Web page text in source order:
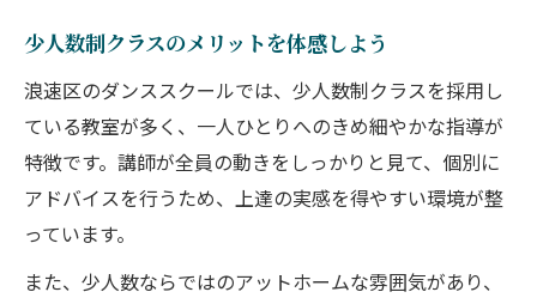
少人数制クラスのメリットを体感しよう
浪速区のダンススクールでは、少人数制クラスを採用し
ている教室が多く、一人ひとりへのきめ細やかな指導が
特徴です。講師が全員の動きをしっかりと見て、個別に
アドバイスを行うため、上達の実感を得やすい環境が整
っています。
また、少人数ならではのアットホームな雰囲気があり、